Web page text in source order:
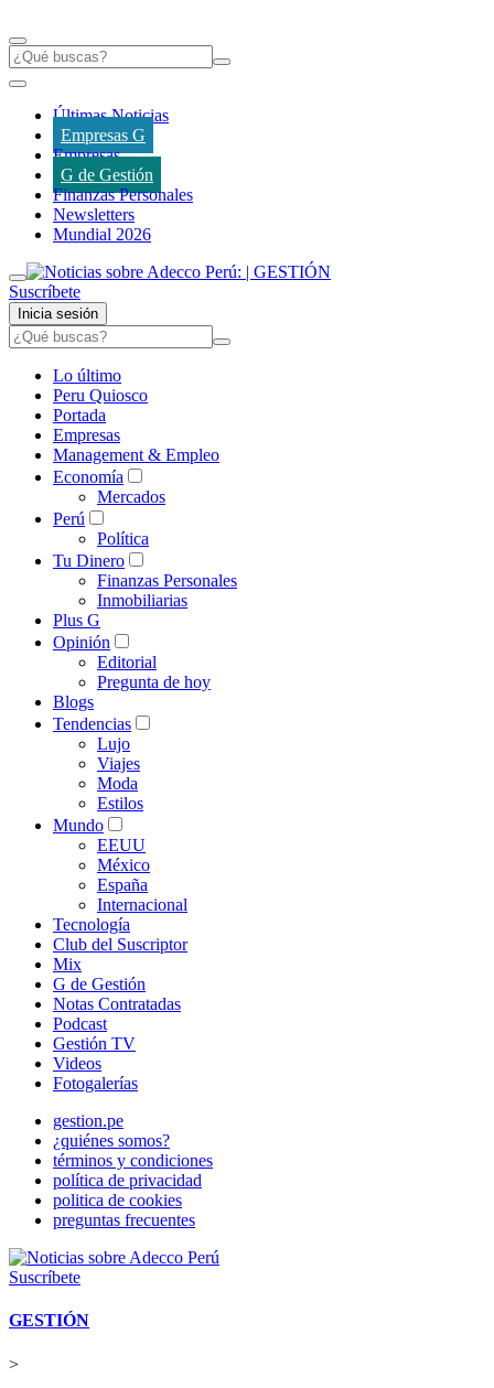
Últimas Noticias
Empresas G
Empresas
G de Gestión
Finanzas Personales
Newsletters
Mundial 2026
Suscríbete
Inicia sesión
Lo último
Peru Quiosco
Portada
Empresas
Management & Empleo
Economía
Mercados
Perú
Política
Tu Dinero
Finanzas Personales
Inmobiliarias
Plus G
Opinión
Editorial
Pregunta de hoy
Blogs
Tendencias
Lujo
Viajes
Moda
Estilos
Mundo
EEUU
México
España
Internacional
Tecnología
Club del Suscriptor
Mix
G de Gestión
Notas Contratadas
Podcast
Gestión TV
Videos
Fotogalerías
gestion.pe
¿quiénes somos?
términos y condiciones
política de privacidad
politica de cookies
preguntas frecuentes
Suscríbete
GESTIÓN
>